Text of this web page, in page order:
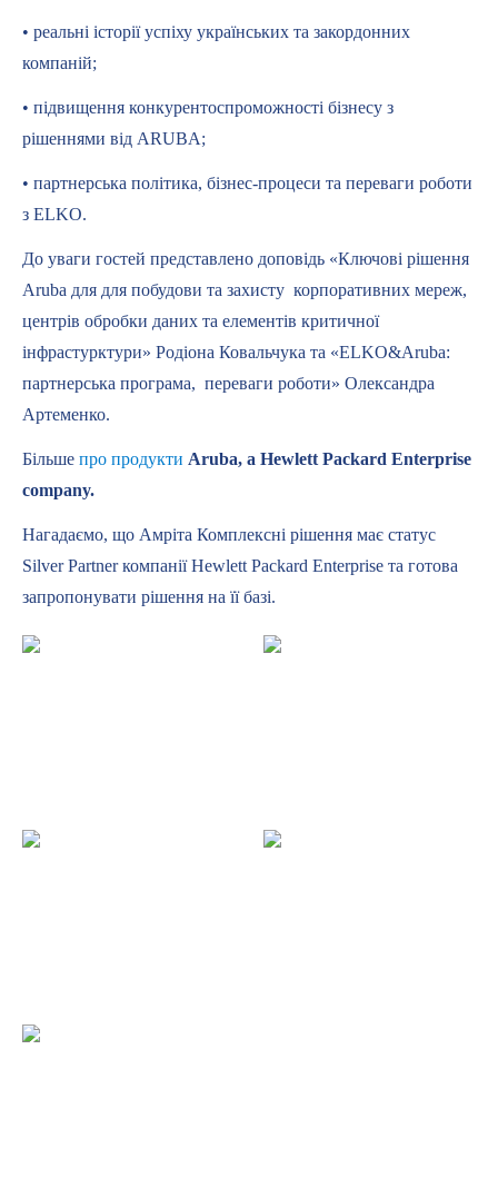
• реальні історії успіху українських та закордонних
компаній;
• підвищення конкурентоспроможності бізнесу з
рішеннями від ARUBA;
• партнерська політика, бізнес-процеси та переваги роботи
з ELKO.
До уваги гостей представлено доповідь «Ключові рішення
Aruba для для побудови та захисту корпоративних мереж,
центрів обробки даних та елементів критичної
інфрастурктури» Родіона Ковальчука та «ELKO&Aruba:
партнерська програма, переваги роботи» Олександра
Артеменко.
Більше про продукти Aruba, a Hewlett Packard Enterprise
company.
Нагадаємо, що Амріта Комплексні рішення має статус
Silver Partner компанії Hewlett Packard Enterprise та готова
запропонувати рішення на її базі.